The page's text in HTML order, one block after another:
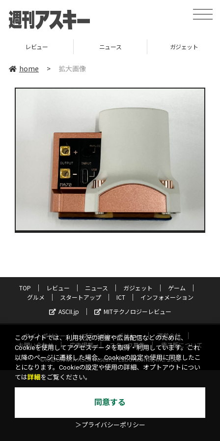
toggle
レビュー ニュース ガジェット
home > 拡大画像
TOP レビュー ニュース ガジェット
ゲーム
グルメ
スタートアップ ICT
インフォメーション
ASCII.jp
MITテクノロジーレビュー
サイトポリシー プライバシーポリシー
運営会社
お問い合わせ
広告掲載 スタッフ募集
電子版について
©KADOKAWA ASCII Research Laboratories, Inc. 2026
このサイトでは、利用状況の把握や広告配信などのために、
Cookieを使用してアクセスデータを取得・利用しています。これ
以降のページに遷移した場合、Cookieの設定や使用に同意したこ
とになります。Cookieの設定や使用の詳細、オプトアウトについ
ては詳細 をご覧ください。
同意する
＞プライバシーポリシー